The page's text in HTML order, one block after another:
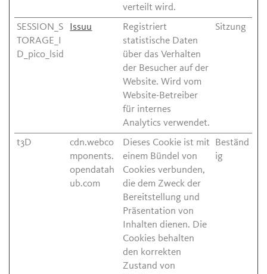
verteilt wird.
SESSION_S
TORAGE_I
D_pico_lsid
Issuu
Registriert
statistische Daten
über das Verhalten
der Besucher auf der
Website. Wird vom
Website-Betreiber
für internes
Analytics verwendet.
Sitzung
t3D
cdn.webco
mponents.
opendatah
ub.com
Dieses Cookie ist mit
einem Bündel von
Cookies verbunden,
die dem Zweck der
Bereitstellung und
Präsentation von
Inhalten dienen. Die
Cookies behalten
den korrekten
Zustand von
Beständ
ig